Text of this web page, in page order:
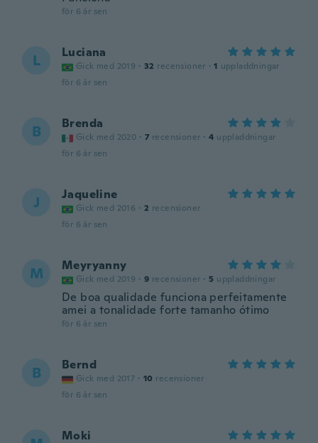
för 6 år sen
L Luciana
Gick med 2019 · 32 recensioner · 1 uppladdningar
för 6 år sen
B Brenda
Gick med 2020 · 7 recensioner · 4 uppladdningar
för 6 år sen
J Jaqueline
Gick med 2016 · 2 recensioner
för 6 år sen
M Meyryanny
Gick med 2019 · 9 recensioner · 5 uppladdningar
De boa qualidade funciona perfeitamente
amei a tonalidade forte tamanho ótimo
för 6 år sen
B Bernd
Gick med 2017 · 10 recensioner
för 6 år sen
Moki